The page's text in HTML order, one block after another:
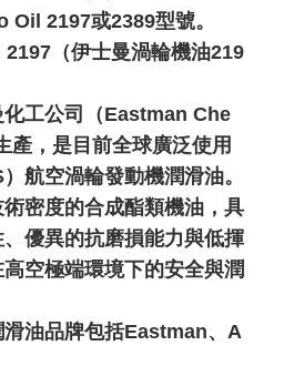
2197或2389型號。
（伊士曼渦輪機油219
工公司（Eastman Che
，是目前全球廣泛使用
航空渦輪發動機潤滑油。
密度的合成酯類機油，具
優異的抗磨損能力與低揮
空極端環境下的安全與潤
油品牌包括Eastman、A